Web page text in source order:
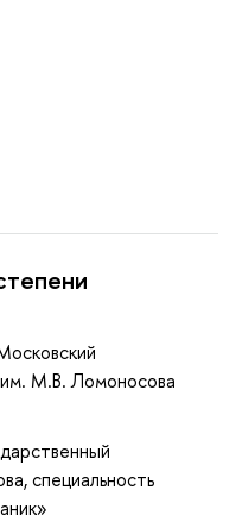
М.В. Ломоносова
специальность